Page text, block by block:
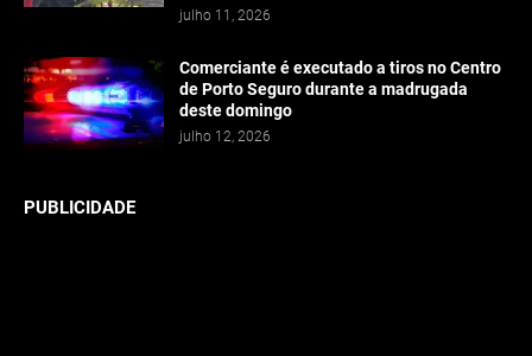
julho 11, 2026
Comerciante é executado a tiros no Centro
de Porto Seguro durante a madrugada
deste domingo
julho 12, 2026
PUBLICIDADE